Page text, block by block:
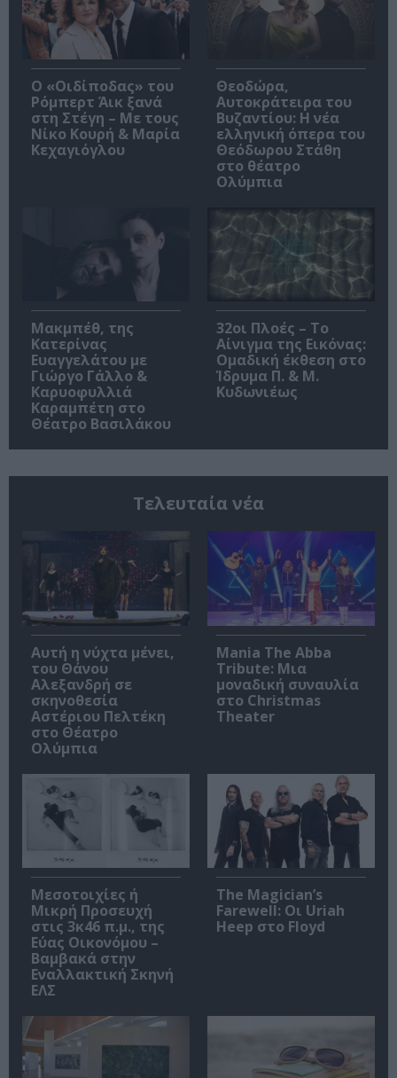
O «Οιδίποδας» του
Ρόμπερτ Άικ ξανά
στη Στέγη – Με τους
Νίκο Κουρή & Μαρία
Κεχαγιόγλου
Θεοδώρα,
Αυτοκράτειρα του
Βυζαντίου: Η νέα
ελληνική όπερα του
Θεόδωρου Στάθη
στο θέατρο
Ολύμπια
Μακμπέθ, της
Κατερίνας
Ευαγγελάτου με
Γιώργο Γάλλο &
Καρυοφυλλιά
Καραμπέτη στο
Θέατρο Βασιλάκου
32οι Πλοές – Το
Αίνιγμα της Εικόνας:
Ομαδική έκθεση στο
Ίδρυμα Π. & Μ.
Κυδωνιέως
Τελευταία νέα
Αυτή η νύχτα μένει,
του Θάνου
Αλεξανδρή σε
σκηνοθεσία
Αστέριου Πελτέκη
στο Θέατρο
Ολύμπια
Mania The Abba
Tribute: Μια
μοναδική συναυλία
στο Christmas
Theater
Μεσοτοιχίες ή
Μικρή Προσευχή
στις 3κ46 π.μ., της
Εύας Οικονόμου –
Βαμβακά στην
Εναλλακτική Σκηνή
ΕΛΣ
The Magician’s
Farewell: Οι Uriah
Heep στο Floyd